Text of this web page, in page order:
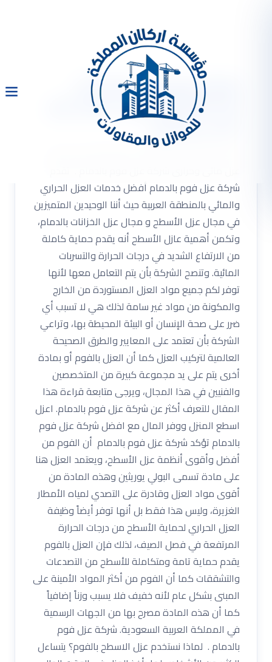
شركة عزل فوم بالدمام
0533334179 عزل اسطح عزل
مائى وحرارى
شركة عزل فوم بالدمام أفضل خدمات العزل الحراري
والمائي بالمنطقة العربية حيث أننا الوحيدين المتميزين
في مجال عزل الأسطح و مجال عزل الخزانات بالدمام،
وتكمن أهمية عازل الأسطح أنه يقدم حماية كاملة
من الارتفاع الشديد في درجات الحرارة والتسربات
المائية. وتنصح الشركة بأن يتم التعامل معها لأنها
توفر لكم جميع مواد العزل المستوردة من الخارج
والمكونة من مواد غير سامة لذلك هي لا تسبب أي
ضرر على صحة الإنسان أو البيئة المحيطة بها، وتراعي
الشركة بأن تعتمد على المعايير والطرق الصحيحة
العالمية لتركيب العزل كما أن العزل بالفوم أو بمادة
أخرى يتم على يد مجموعة كبيرة من المتخصصين
والفنيين في هذا المجال، ويرجى متابعة قراءة هذا
المقال للتعرف أكثر عن شركة عزل فوم بالدمام. اعزل
اسطع المنزل ووفر المال مع افضل شركة عزل فوم
بالدمام تؤكد شركة عزل فوم بالدمام أن الفوم من
أفضل وأقوى أنظمة عزل الأسطح، ويعتمد العزل هنا
على مادة تسمى البولي يوريثين وهذه المادة من
أقوى مواد العزل وقادرة على التصدي لمياه الأمطار
الغزيرة، وليس هذا فقط بل أنها توفر أيضاً وظيفة
العزل الحراري لحماية الأسطح من درجات الحرارة
المرتفعة في فصل الصيف، لذلك فإن العزل بالفوم
يقدم حماية تامة ومتكاملة للأسطح من التصدعات
والتشققات كما أن الفوم من أكثر المواد الأمينة على
المبنى بشكل عام لأنه خفيف فلا يسبب وزناً إضافياً
كما أن هذه المادة مصرح بها من الجهات الرسمية
في المملكة العربية السعودية. شركة عزل فوم
بالدمام . لماذا نستخدم عزل الاسطح بالفوم؟ يتساءل